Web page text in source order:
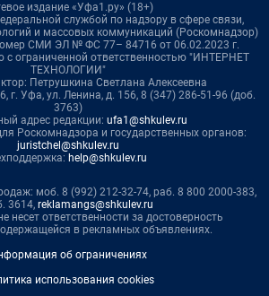
издание «Уфа1.ру» (18+)
службой по надзору в сфере связи,
и массовых коммуникаций (Роскомнадзор)
СМИ ЭЛ № ФС 77– 84716 от 06.02.2023 г.
с ограниченной ответственностью "ИНТЕРНЕТ
ТЕХНОЛОГИИ"
Петрушкина Светлана Алексеевна
г. Уфа, ул. Ленина, д. 156, 8 (347) 286-51-96 (доб.
3763)
адрес редакции: ufa1@shkulev.ru
Роскомнадзора и государственных органов:
juristchel@shkulev.ru
help@shkulev.ru
моб. 8 (992) 212-32-74, раб. 8 800 2000-383,
3614, reklamangs@shkulev.ru
несет ответственности за достоверность
в рекламных объявлениях.
об ограничениях
использования cookies